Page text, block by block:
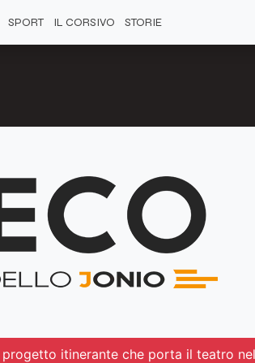
SPORT IL CORSIVO STORIE
itinerante che porta il teatro